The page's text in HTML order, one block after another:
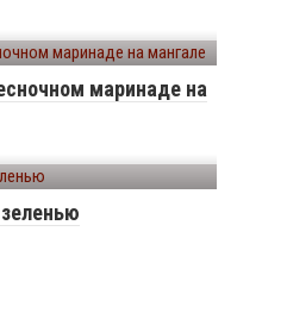
маринаде на